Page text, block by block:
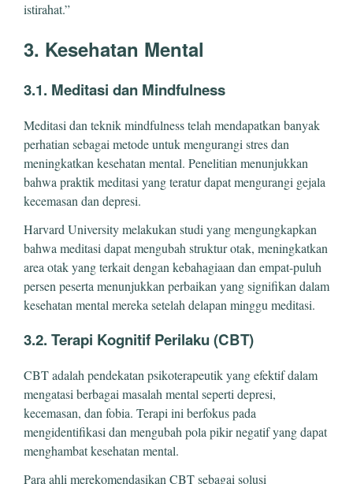
istirahat.”
3. Kesehatan Mental
3.1. Meditasi dan Mindfulness
Meditasi dan teknik mindfulness telah mendapatkan banyak
perhatian sebagai metode untuk mengurangi stres dan
meningkatkan kesehatan mental. Penelitian menunjukkan
bahwa praktik meditasi yang teratur dapat mengurangi gejala
kecemasan dan depresi.
Harvard University melakukan studi yang mengungkapkan
bahwa meditasi dapat mengubah struktur otak, meningkatkan
area otak yang terkait dengan kebahagiaan dan empat-puluh
persen peserta menunjukkan perbaikan yang signifikan dalam
kesehatan mental mereka setelah delapan minggu meditasi.
3.2. Terapi Kognitif Perilaku (CBT)
CBT adalah pendekatan psikoterapeutik yang efektif dalam
mengatasi berbagai masalah mental seperti depresi,
kecemasan, dan fobia. Terapi ini berfokus pada
mengidentifikasi dan mengubah pola pikir negatif yang dapat
menghambat kesehatan mental.
Para ahli merekomendasikan CBT sebagai solusi